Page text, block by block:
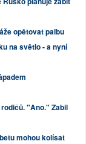
opětovat palbu
na světlo - a nyní
"Ano." Zabil
mohou kolísat